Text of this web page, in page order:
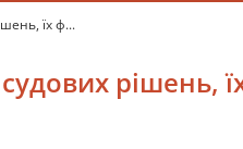
їх ф...
рішень,